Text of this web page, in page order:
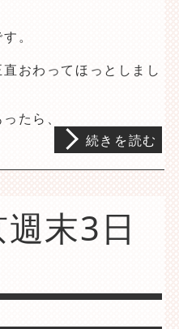
。
おわってほっとしまし
たら、
続きを読む
末3日